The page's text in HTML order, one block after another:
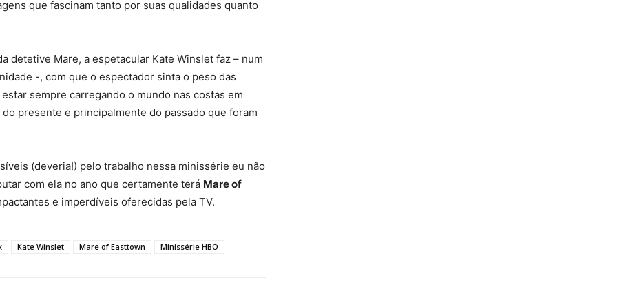
que fascinam tanto por suas qualidades quanto
detetive Mare, a espetacular Kate Winslet faz – num
-, com que o espectador sinta o peso das
sempre carregando o mundo nas costas em
presente e principalmente do passado que foram
(deveria!) pelo trabalho nessa minissérie eu não
com ela no ano que certamente terá Mare of
e imperdíveis oferecidas pela TV.
Kate Winslet Mare of Easttown Minissérie HBO